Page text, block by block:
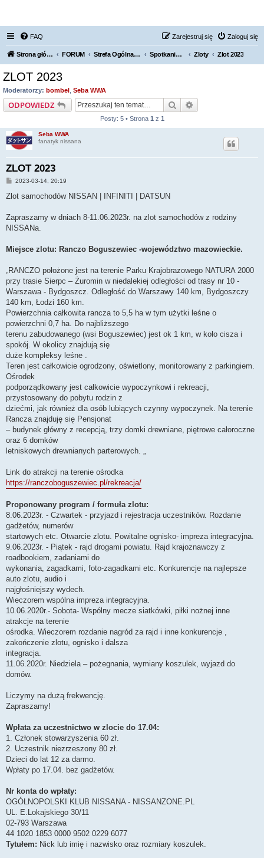
FAQ Zaloguj się
Zarejestruj się
Strona główna KLUBU FORUM Strefa Ogólna Forum Nissan Zone Spotkania / Grupy Regionalne Zloty Zlot 2023
ZLOT 2023
Moderatorzy: bombel Seba WWA
ODPOWIEDZ Szukaj
Posty: 5 • Strona 1 z 1
Seba WWA
fanatyk nissana
ZLOT 2023
P
s
2023-03-14, 20:19
Zlot samochodów NISSAN | INFINITI | DATSUN
Zapraszamy w dniach 8-11.06.2023r. na zlot samochodów z rodziny
NISSANa.
Miejsce zlotu: Ranczo Boguszewiec -województwo mazowieckie.
„RANCZO położone jest na terenie Parku Krajobrazowego NATURA 2000
przy trasie Sierpc – Żuromin w niedalekiej odległości od trasy nr 10 -
Warszawa - Bydgoszcz. Odległość do Warszawy 140 km, Bydgoszczy
140 km, Łodzi 160 km.
Powierzchnia całkowita rancza to 5,5 ha w tym użytki leśne o
powierzchni 0,7 ha. Do najbliższego
terenu zabudowanego (wsi Boguszewiec) jest ok 1 km, w koło cisza i
spokój. W okolicy znajdują się
duże kompleksy leśne .
Teren jest całkowicie ogrodzony, oświetlony, monitorowany z parkingiem.
Ośrodek
podporządkowany jest całkowicie wypoczynkowi i rekreacji,
przystosowany do pobytu rodzin z
dziećmi, jak również dla osób lubiących czynny wypoczynek. Na terenie
Rancza znajduję się Pensjonat
– budynek główny z recepcją, trzy domki drewniane, piętrowe całoroczne
oraz 6 domków
letniskowych drewnianych parterowych. „
Link do atrakcji na terenie ośrodka
https://ranczoboguszewiec.pl/rekreacja/
Proponowany program / formuła zlotu:
8.06.2023r. - Czwartek - przyjazd i rejestracja uczestników. Rozdanie
gadżetów, numerów
startowych etc. Otwarcie zlotu. Powitalne ognisko- impreza integracyjna.
9.06.2023r. - Piątek - rajd drogami powiatu. Rajd krajoznawczy z
roadbookiem, zadaniami do
wykonania, zagadkami, foto-zagadkami etc. Konkurencje na najlepsze
auto zlotu, audio i
najgłośniejszy wydech.
Wieczorem wspólna impreza integracyjna.
10.06.2020r.- Sobota- Wspólny mecze siatkówki, piłki nożnej inne
atrakcje na terenie
ośrodka. Wieczorem rozdanie nagród za rajd i inne konkurencje ,
zakończenie zlotu, ognisko i dalsza
integracja.
11.06.2020r. Niedziela – pożegnania, wymiany koszulek, wyjazd do
domów.
Liczymy na dużą frekwencję.
Zapraszamy!
Wpłata za uczestnictwo w zlocie do 17.04:
1. Członek stowarzyszenia 60 zł.
2. Uczestnik niezrzeszony 80 zł.
Dzieci do lat 12 za darmo.
Wpłaty po 17.04. bez gadżetów.
Nr konta do wpłaty:
OGÓLNOPOLSKI KLUB NISSANA - NISSANZONE.PL
UL. E.Lokajskiego 30/11
02-793 Warszawa
‪44 1020 1853 0000‬ ‪9502 0229 6077‬
Tytułem: Nick lub imię i nazwisko oraz rozmiary koszulek.